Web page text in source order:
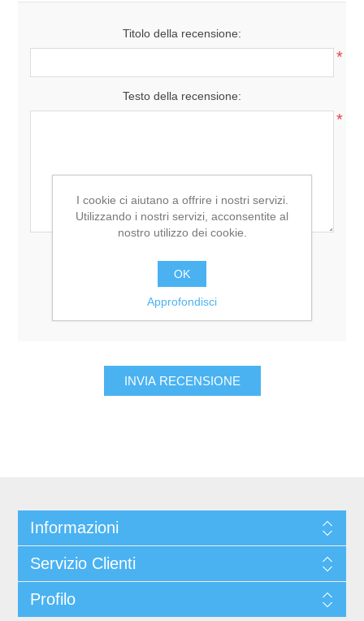
Titolo della recensione:
*
Testo della recensione:
*
Valutazione:
Informazioni
Servizio Clienti
Profilo
I cookie ci aiutano a offrire i nostri servizi.
Utilizzando i nostri servizi, acconsentite al
nostro utilizzo dei cookie.
OK
Approfondisci